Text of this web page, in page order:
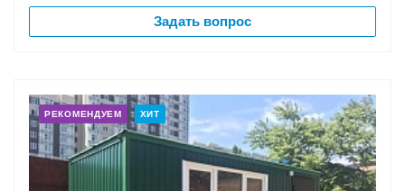
Задать вопрос
РЕКОМЕНДУЕМ ХИТ